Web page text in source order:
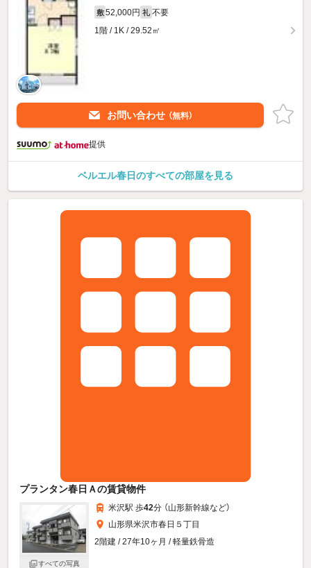
敷 52,000円 礼 不要
1階 / 1K / 29.52㎡
お問い合わせ （無料）
提供
ベルエル春日のすべての部屋を見る
プランタン春日Ａの賃貸物件
すべての写真
米沢駅 歩42分 （山形新幹線など）
山形県米沢市春日５丁目
2階建 / 27年10ヶ月 / 軽量鉄骨造